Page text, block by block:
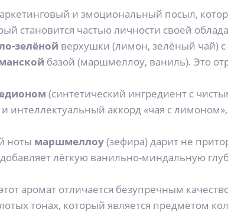
и эмоциональный посыл,
становится частью личности своей
зелёной верхушки (лимон, зелёный чай) с
базой (маршмеллоу, ваниль). Это
(синтетический ингредиент с
аккорд «чая с
ноты маршмеллоу(зефира) дарит не
лёгкую ванильно-миндальную
аромат отличается безупречным
тонах, который является предметом